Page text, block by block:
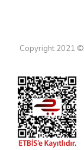
Copyright 2021